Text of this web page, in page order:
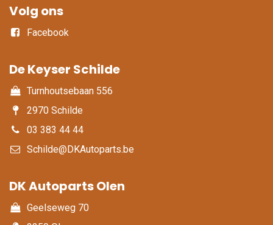
Volg ons
Facebook
De Keyser Schilde
Turnhoutsebaan 556
2970 Schilde
03 383 44 44
Schilde@DKAutoparts.be
DK Autoparts Olen​
Geelseweg 70